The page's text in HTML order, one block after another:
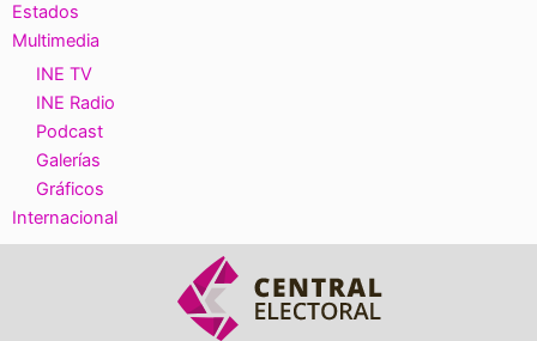
Estados
Multimedia
INE TV
INE Radio
Podcast
Galerías
Gráficos
Internacional